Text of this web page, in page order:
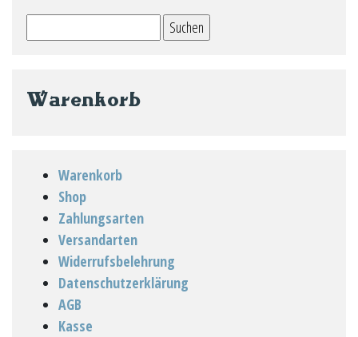
nach:
Warenkorb
Warenkorb
Shop
Zahlungsarten
Versandarten
Widerrufsbelehrung
Datenschutzerklärung
AGB
Kasse